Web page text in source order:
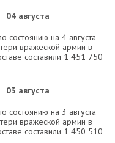
04 августа
состоянию на 4 августа
вражеской армии в
составили 1 451 750
03 августа
состоянию на 3 августа
вражеской армии в
составили 1 450 510